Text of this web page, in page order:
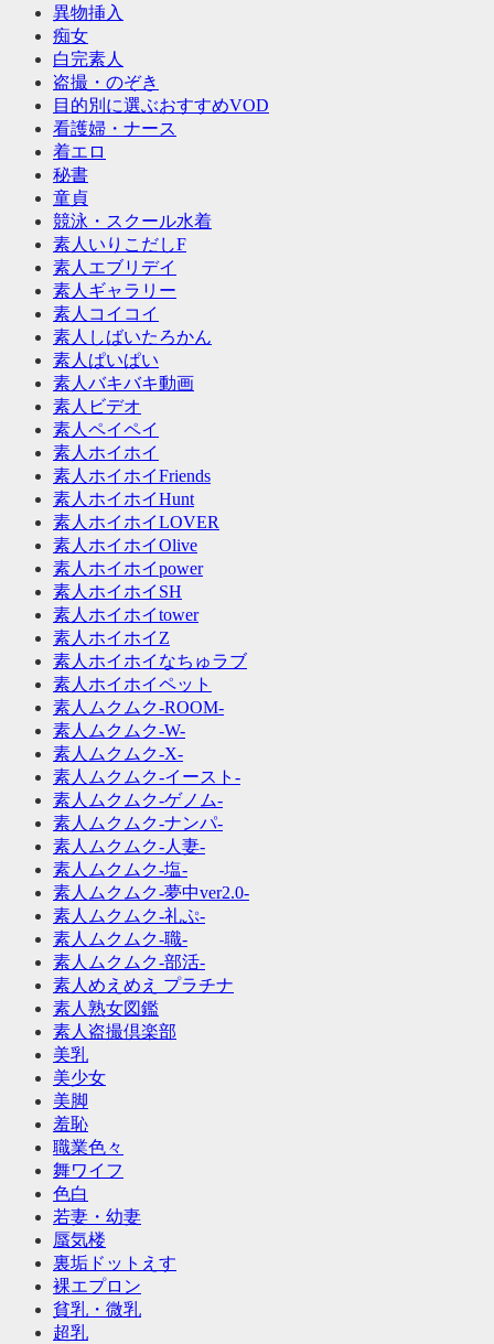
異物挿入
痴女
白完素人
盗撮・のぞき
目的別に選ぶおすすめVOD
看護婦・ナース
着エロ
秘書
童貞
競泳・スクール水着
素人いりこだしF
素人エブリデイ
素人ギャラリー
素人コイコイ
素人しばいたろかん
素人ぱいぱい
素人バキバキ動画
素人ビデオ
素人ペイペイ
素人ホイホイ
素人ホイホイFriends
素人ホイホイHunt
素人ホイホイLOVER
素人ホイホイOlive
素人ホイホイpower
素人ホイホイSH
素人ホイホイtower
素人ホイホイZ
素人ホイホイなちゅラブ
素人ホイホイペット
素人ムクムク-ROOM-
素人ムクムク-W-
素人ムクムク-X-
素人ムクムク-イースト-
素人ムクムク-ゲノム-
素人ムクムク-ナンパ-
素人ムクムク-人妻-
素人ムクムク-塩-
素人ムクムク-夢中ver2.0-
素人ムクムク-礼ぷ-
素人ムクムク-職-
素人ムクムク-部活-
素人めえめえ プラチナ
素人熟女図鑑
素人盗撮倶楽部
美乳
美少女
美脚
羞恥
職業色々
舞ワイフ
色白
若妻・幼妻
蜃気楼
裏垢ドットえす
裸エプロン
貧乳・微乳
超乳